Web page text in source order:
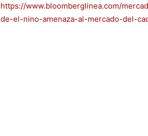
https://www.bloomberglinea.com/
de-el-nino-amenaza-al-mercado-del-